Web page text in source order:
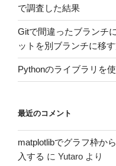
で調査した結果
Gitで間違ったブランチ
ットを別ブランチに移
Pythonのライブラリを
最近のコメント
matplotlibでグラフ枠か
入する に Yutaro より